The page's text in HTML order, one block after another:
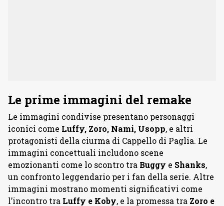
Le prime immagini del remake
Le immagini condivise presentano personaggi
iconici come Luffy, Zoro, Nami, Usopp, e altri
protagonisti della ciurma di Cappello di Paglia. Le
immagini concettuali includono scene
emozionanti come lo scontro tra Buggy e Shanks,
un confronto leggendario per i fan della serie. Altre
immagini mostrano momenti significativi come
l’incontro tra Luffy e Koby, e la promessa tra Zoro e